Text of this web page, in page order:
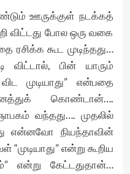
ஊருக்குள் நடக்கத்
விட்டது போல ஒரு வகை
ரசிக்க கூட முடிந்தது…
பின் யாரும்
முடியாது” என்பதை
கொண்டான்….
வந்தது…. முதலில்
என்னவோ நியந்தாவின்
என்று கூறிய
என்று கேட்டதுதான்…